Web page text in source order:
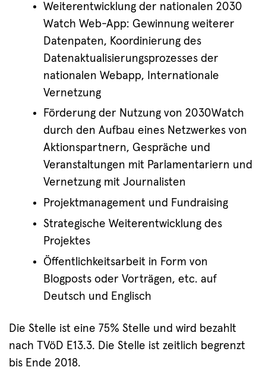
Weiterentwicklung der nationalen 2030
Watch Web-App: Gewinnung weiterer
Datenpaten, Koordinierung des
Datenaktualisierungsprozesses der
nationalen Webapp, Internationale
Vernetzung
Förderung der Nutzung von 2030Watch
durch den Aufbau eines Netzwerkes von
Aktionspartnern, Gespräche und
Veranstaltungen mit Parlamentariern und
Vernetzung mit Journalisten
Projektmanagement und Fundraising
Strategische Weiterentwicklung des
Projektes
Öffentlichkeitsarbeit in Form von
Blogposts oder Vorträgen, etc. auf
Deutsch und Englisch
Die Stelle ist eine 75% Stelle und wird bezahlt
nach TVöD E13.3. Die Stelle ist zeitlich begrenzt
bis Ende 2018.